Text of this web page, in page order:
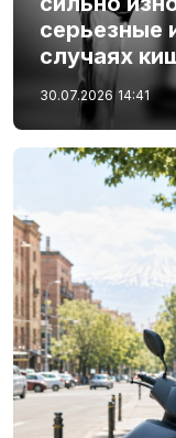
серьезные
случаях
30.07.2026 14:41